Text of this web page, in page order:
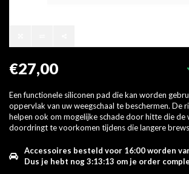
€27,00
Een functionele siliconen pad die kan worden
oppervlak van uw weegschaal te beschermen. De
helpen ook om mogelijke schade door hitte die de
doordringt te voorkomen tijdens die langere
Accessoires besteld voor 16:00 worden
Dus je hebt nog3:13:13 om je order